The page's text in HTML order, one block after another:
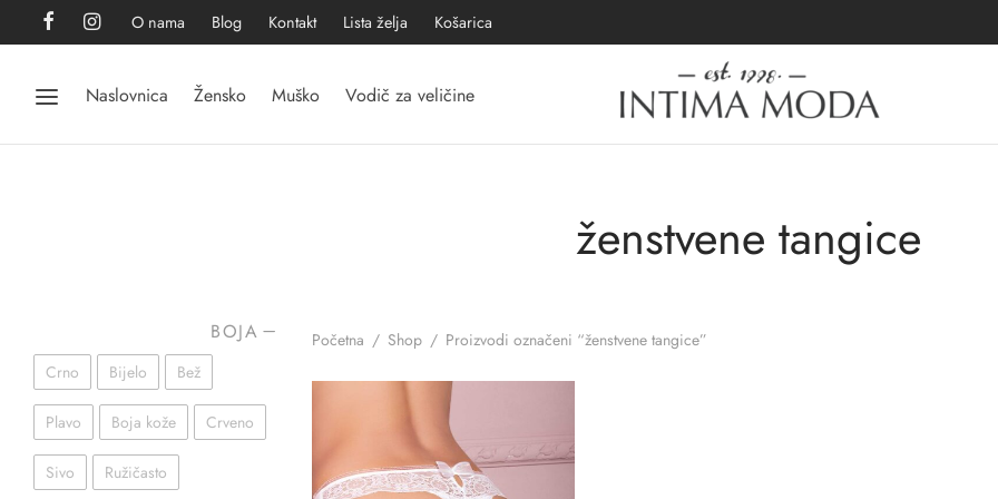
O nama Blog Kontakt Lista želja Košarica
Naslovnica Žensko Muško Vodič za veličine
ženstvene tangice
BOJA
Crno Bijelo Bež
Plavo Boja kože Crveno
Sivo Ružičasto
Početna / Shop / Proizvodi označeni “ženstvene tangice”